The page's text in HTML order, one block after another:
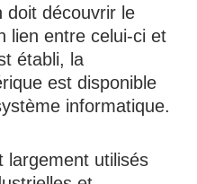
doit découvrir le
lien entre celui-ci et
établi, la
est disponible
informatique.
largement utilisés